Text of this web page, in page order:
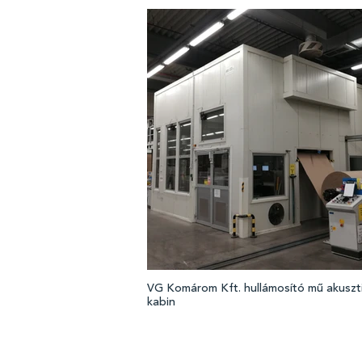
VG Komárom Kft. hullámosító mű
kabin